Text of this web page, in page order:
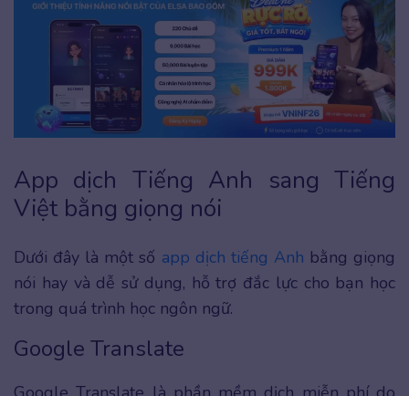
App dịch Tiếng Anh sang Tiếng
Việt bằng giọng nói
Dưới đây là một số app dịch tiếng Anh bằng giọng
nói hay và dễ sử dụng, hỗ trợ đắc lực cho bạn học
trong quá trình học ngôn ngữ.
Google Translate